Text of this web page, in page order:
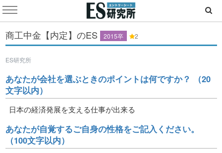
商工中金【内定】のES 2015卒 2
ES研究所
あなたが会社を選ぶときのポイントは何ですか？ （20
文字以内）
日本の経済発展を支える仕事が出来る
あなたが自覚するご自身の性格をご記入ください。
（100文字以内）